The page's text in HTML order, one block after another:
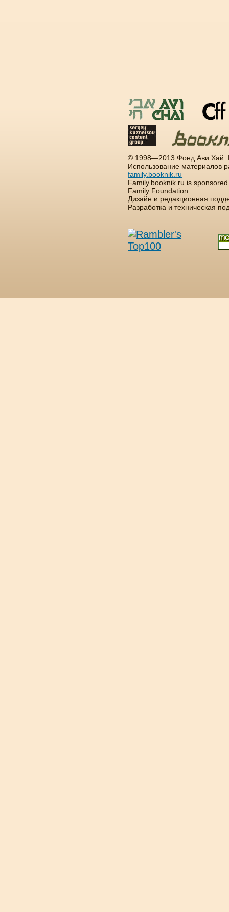
© 1998—2013 Фонд Ави Хай.
Использование материалов
family.booknik.ru
Family.booknik.ru is
Family Foundation
Дизайн и редакционная
Разработка и техническая